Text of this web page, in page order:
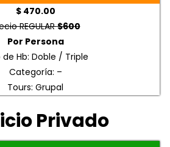
$ 470.00
REGULAR$600
Por Persona
de Hb: Doble / Triple
Categoría: –
Tours: Grupal
Privado